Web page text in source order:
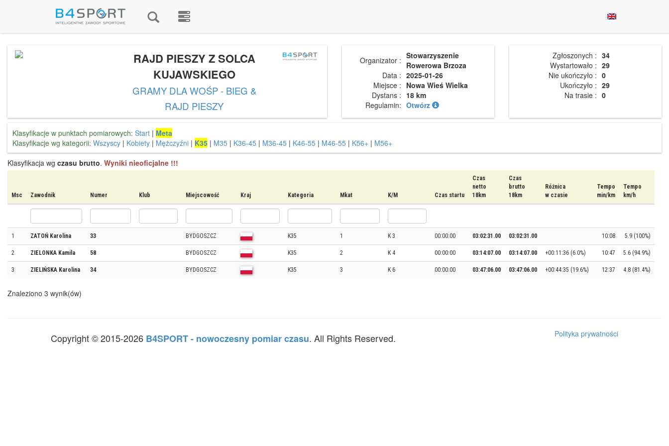
RAJD PIESZY Z SOLCA
KUJAWSKIEGO
GRAMY DLA WOŚP - BIEG &
RAJD PIESZY
Organizator : Stowarzyszenie
Rowerowa Brzoza
Data : 2025-01-26
Miejsce : Nowa Wieś Wielka
Dystans : 18 km
Regulamin: Otwórz
Zgłoszonych : 34
Wystartowało : 29
Nie ukończyło : 0
Ukończyło : 29
Na trasie : 0
Klasyfikacje w punktach pomiarowych: Start | Meta
Klasyfikacje wg kategorii: Wszyscy | Kobiety | Mężczyźni | K35 | M35 | K36-45 | M36-45 | K46-55 | M46-55 | K56+ | M56+
Klasyfikacja wg czasu brutto. Wyniki nieoficjalne !!!
Msc Zawodnik Numer Klub Miejscowość Kraj Kategoria Mkat K/M Czas startu
Czas
netto
18km
Czas
brutto
18km
Różnica
w czasie
Tempo
min/km
Tempo
km/h
1 ZATOŃ Karolina 33 BYDGOSZCZ K35 1 K 3 00:00:00 03:02:31.00 03:02:31.00 10:08 5.9 (100%)
2 ZIELONKA Kamila 58 BYDGOSZCZ K35 2 K 4 00:00:00 03:14:07.00 03:14:07.00 +00:11:36 (6.0%) 10:47 5.6 (94.9%)
3 ZIELIŃSKA Karolina 34 BYDGOSZCZ K35 3 K 6 00:00:00 03:47:06.00 03:47:06.00 +00:44:35 (19.6%) 12:37 4.8 (81.4%)
Znaleziono 3 wynik(ów)
Copyright © 2015-2026 B4SPORT - nowoczesny pomiar czasu. All Rights Reserved. Polityka prywatności